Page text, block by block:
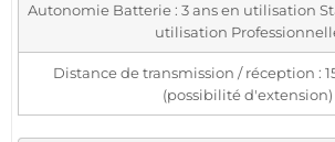
Autonomie Batterie : 3 ans en utilisation
utilisation
Distance de transmission / réception :
(possibilité d'extension)